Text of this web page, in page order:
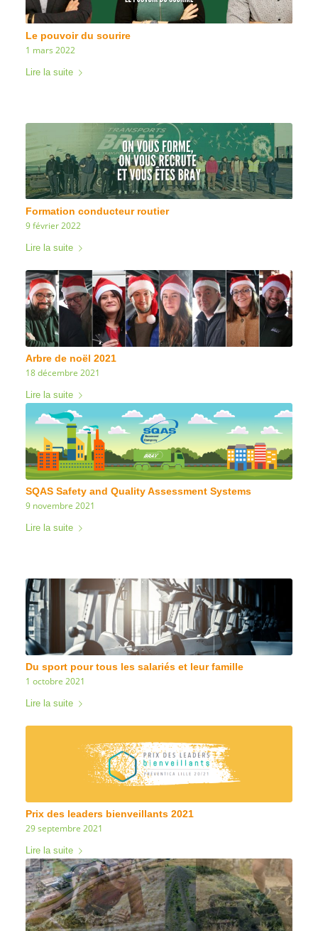
Le pouvoir du sourire
1 mars 2022
Lire la suite
Formation conducteur routier
9 février 2022
Lire la suite
Arbre de noël 2021
18 décembre 2021
Lire la suite
SQAS Safety and Quality Assessment Systems
9 novembre 2021
Lire la suite
Du sport pour tous les salariés et leur famille
1 octobre 2021
Lire la suite
Prix des leaders bienveillants 2021
29 septembre 2021
Lire la suite